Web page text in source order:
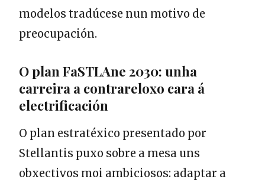
modelos tradúcese nun motivo de
preocupación.
O plan FaSTLAne 2030: unha
carreira a contrareloxo cara á
electrificación
O plan estratéxico presentado por
Stellantis puxo sobre a mesa uns
obxectivos moi ambiciosos: adaptar a